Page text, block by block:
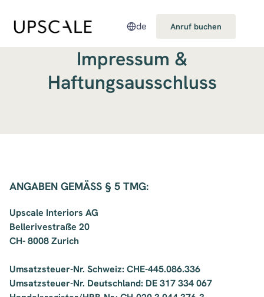
de Anruf buchen
Impressum &
Haftungsausschluss
ANGABEN GEMÄSS § 5 TMG:
Upscale Interiors AG
Bellerivestraße 20
CH- 8008 Zurich
Umsatzsteuer-Nr. Schweiz: CHE-445.086.336
Umsatzsteuer-Nr. Deutschland: DE 317 334 067